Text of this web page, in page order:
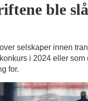
ble
selskaper innen
i 2024 eller som
for.